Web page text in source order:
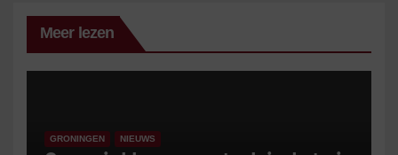
Meer lezen
GRONINGEN NIEUWS